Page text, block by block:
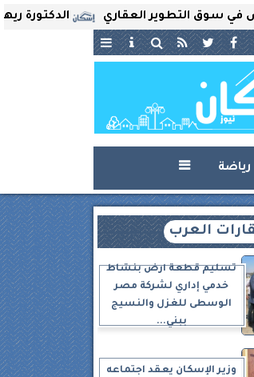
الدكتورة ريهام العقاري
رياضة 
العرب
تسليم قطعة أرض بنشاط
خدمي إداري لشركة مصر
الوسطى للغزل والنسيج
ببني...
وزير الإسكان يعقد اجتماعه